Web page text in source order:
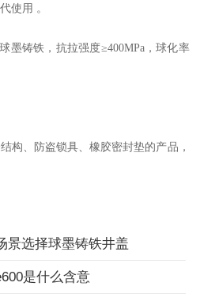
使用 。
墨铸铁，抗拉强度≥400MPa，球化率
构、防盗锁具、橡胶密封垫的产品，
景选择球墨铸铁井盖
是什么含意